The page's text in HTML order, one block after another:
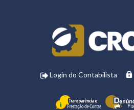
Login do Contabilista